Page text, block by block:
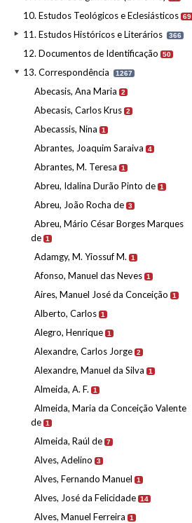
10. Estudos Teológicos e Eclesiásticos 69
11. Estudos Históricos e Literários 366
12. Documentos de Identificação 50
13. Correspondência 1267
Abecasis, Ana Maria 2
Abecasis, Carlos Krus 2
Abecassis, Nina 1
Abrantes, Joaquim Saraiva 4
Abrantes, M. Teresa 1
Abreu, Idalina Durão Pinto de 1
Abreu, João Rocha de 3
Abreu, Mário César Borges Marques
de 1
Adamgy, M. Yiossuf M. 1
Afonso, Manuel das Neves 1
Aires, Manuel José da Conceição 1
Alberto, Carlos 1
Alegro, Henrique 1
Alexandre, Carlos Jorge 2
Alexandre, Manuel da Silva 1
Almeida, A. F. 1
Almeida, Maria da Conceição Valente
de 1
Almeida, Raúl de 7
Alves, Adelino 3
Alves, Fernando Manuel 1
Alves, José da Felicidade 14
Alves, Manuel Ferreira 1